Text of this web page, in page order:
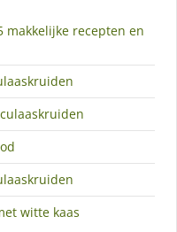
makkelijke recepten en
witte kaas